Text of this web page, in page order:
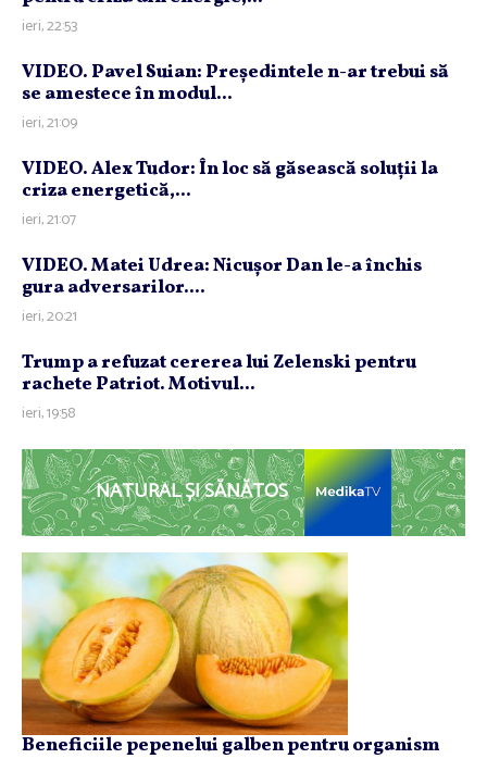
ieri, 22:53
VIDEO. Pavel Suian: Preşedintele n-ar trebui să
se amestece în modul...
ieri, 21:09
VIDEO. Alex Tudor: În loc să găsească soluţii la
criza energetică,...
ieri, 21:07
VIDEO. Matei Udrea: Nicuşor Dan le-a închis
gura adversarilor....
ieri, 20:21
Trump a refuzat cererea lui Zelenski pentru
rachete Patriot. Motivul...
ieri, 19:58
NATURAL ȘI SĂNĂTOS
Beneficiile pepenelui galben pentru organism